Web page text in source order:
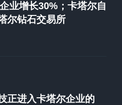
业增长30%；卡塔尔自
尔钻石交易所
正进入卡塔尔企业的